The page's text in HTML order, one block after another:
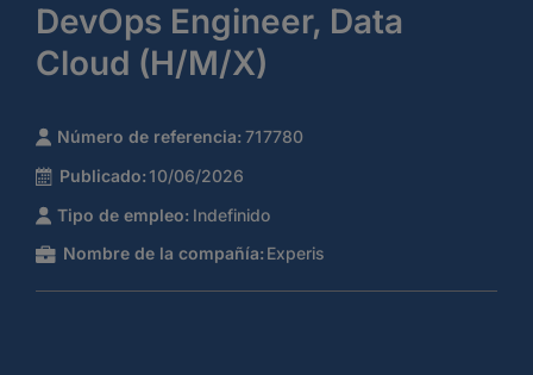
DevOps Engineer, Data
Cloud (H/M/X)
Número de referencia: 717780
Publicado: 10/06/2026
Tipo de empleo: Indefinido
Nombre de la compañía: Experis